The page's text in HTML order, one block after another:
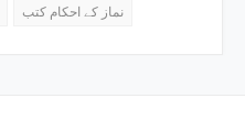
نماز کے احکام کتب